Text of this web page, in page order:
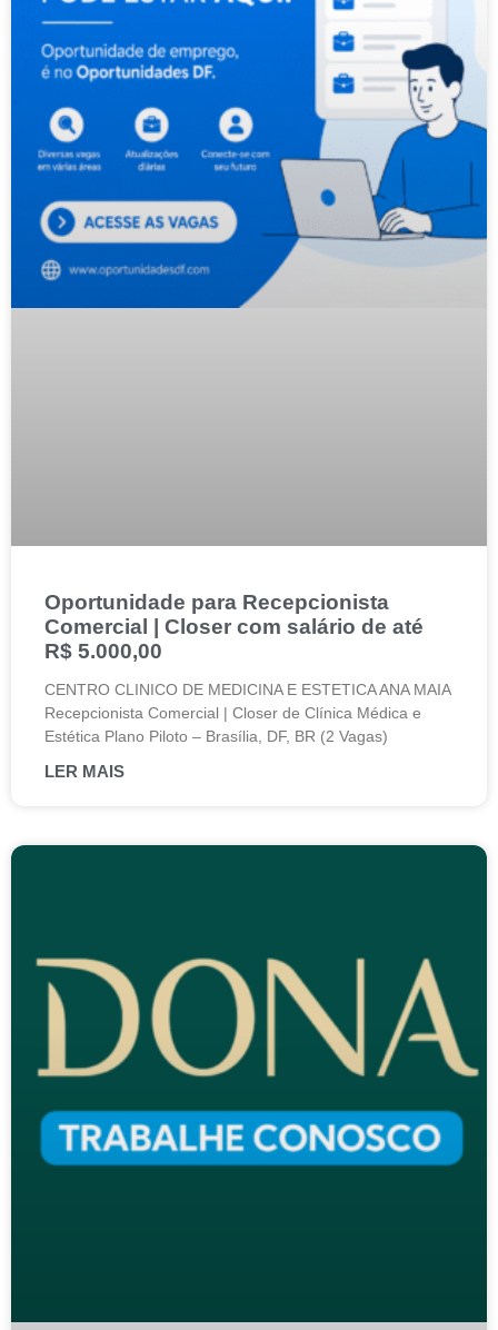
Oportunidade para Recepcionista
Comercial | Closer com salário de até
R$ 5.000,00
CENTRO CLINICO DE MEDICINA E ESTETICA ANA MAIA
Recepcionista Comercial | Closer de Clínica Médica e
Estética Plano Piloto – Brasília, DF, BR (2 Vagas)
LER MAIS